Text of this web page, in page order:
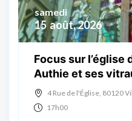
15 août, 2026
samedi
Focus sur
Authie et ses
4 Rue de l'Église, 80120
17h00